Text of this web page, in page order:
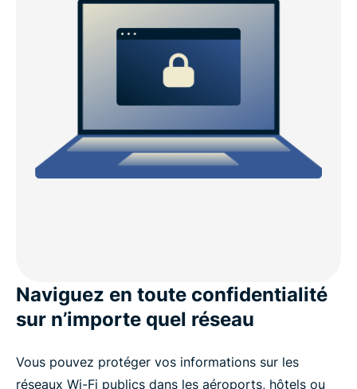
Naviguez en toute confidentialité
sur n’importe quel réseau
Vous pouvez protéger vos informations sur les
réseaux Wi-Fi publics dans les aéroports, hôtels ou